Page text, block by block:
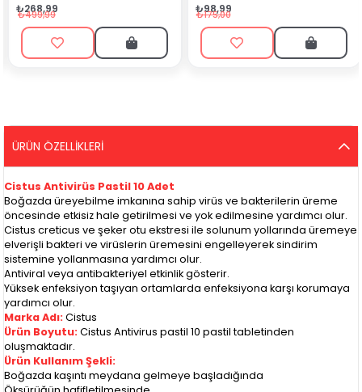
₺98,99
₺175,00 ₺144,90
₺449,00
ÜRÜN ÖZELLIKLERI
Cistus Antivirüs Pastil 10 Adet
Boğazda üreyebilme imkanına sahip virüs ve bakterilerin üreme
öncesinde etkisiz hale getirilmesi ve yok edilmesine yardımcı olur.
Cistus creticus ve şeker otu ekstresi ile solunum yollarında üremeye
elverişli bakteri ve virüslerin üremesini engelleyerek sindirim
sistemine yollanmasına yardımcı olur.
Antiviral veya antibakteriyel etkinlik gösterir.
Yüksek enfeksiyon taşıyan ortamlarda enfeksiyona karşı korumaya
yardımcı olur.
Marka Adı: Cistus
Ürün Boyutu:Cistus Antivirus pastil 10 pastil tabletinden
oluşmaktadır.
Ürün Kullanım Şekli:
Boğazda kaşıntı meydana gelmeye başladığında